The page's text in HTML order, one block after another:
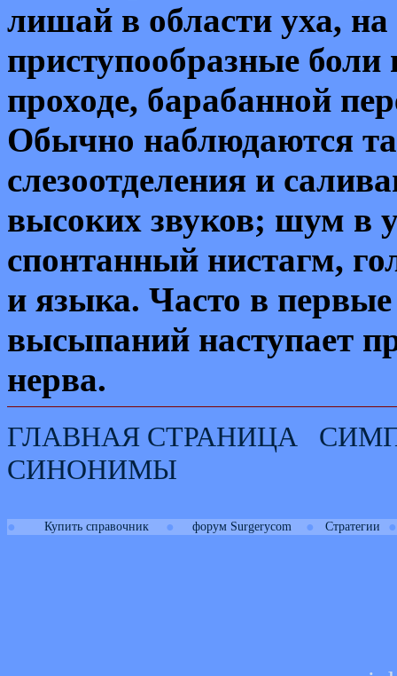
лишай в области уха,
приступообразные
проходе, барабанной
Обычно наблюдаются
слезоотделения и
высоких звуков; шум в
спонтанный нистагм,
и языка. Часто в
высыпаний наступает
нерва.
ГЛАВНАЯ СТРАНИЦА
СИНОНИМЫ
● Купить справочник ● форум Surgerycom ● Стратегии ●